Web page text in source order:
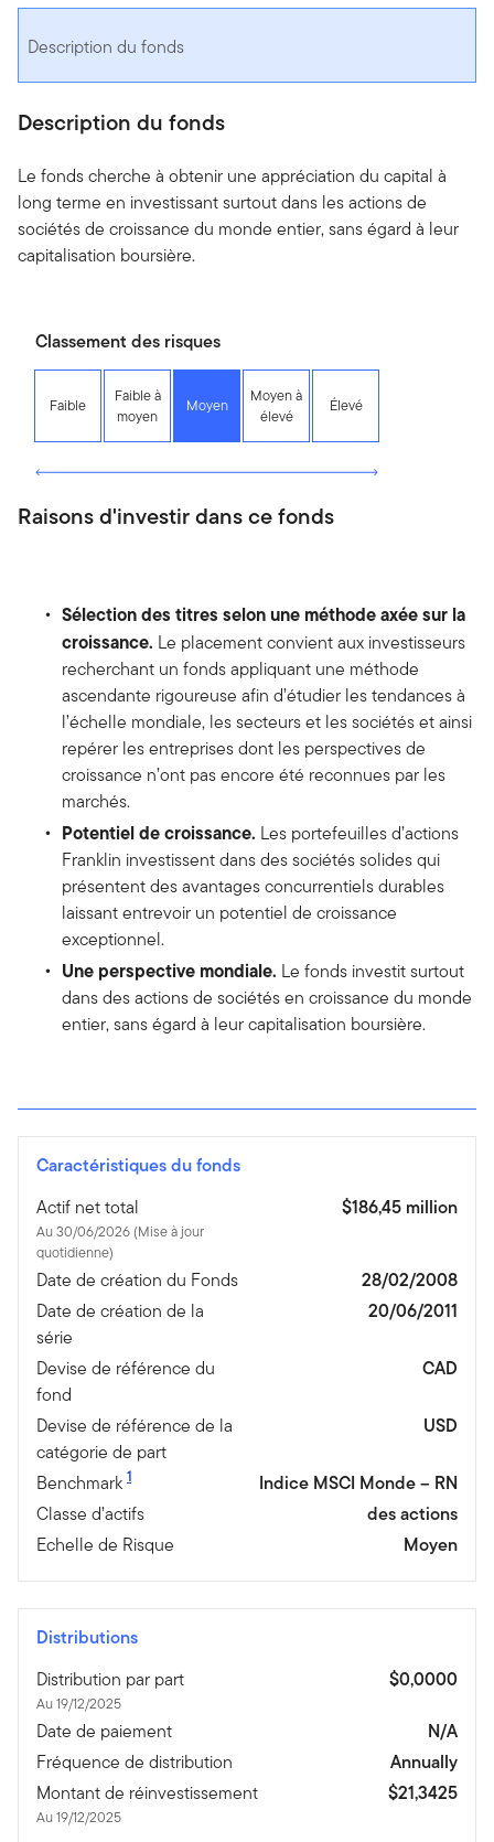
Description du fonds
Description du fonds
Le fonds cherche à obtenir une appréciation du capital à
long terme en investissant surtout dans les actions de
sociétés de croissance du monde entier, sans égard à leur
capitalisation boursière.
Classement des risques
Faible
Faible à
moyen
Moyen
Moyen à
élevé
Élevé
Raisons d'investir dans ce fonds
Sélection des titres selon une méthode axée sur la
croissance. Le placement convient aux investisseurs
recherchant un fonds appliquant une méthode
ascendante rigoureuse afin d’étudier les tendances à
l’échelle mondiale, les secteurs et les sociétés et ainsi
repérer les entreprises dont les perspectives de
croissance n’ont pas encore été reconnues par les
marchés.
Potentiel de croissance. Les portefeuilles d’actions
Franklin investissent dans des sociétés solides qui
présentent des avantages concurrentiels durables
laissant entrevoir un potentiel de croissance
exceptionnel.
Une perspective mondiale. Le fonds investit surtout
dans des actions de sociétés en croissance du monde
entier, sans égard à leur capitalisation boursière.
Caractéristiques du fonds
Actif net total
Au 30/06/2026 (Mise à jour
quotidienne)
$186,45 million
Date de création du Fonds
28/02/2008
Date de création de la
série
20/06/2011
Devise de référence du
fond
CAD
Devise de référence de la
catégorie de part
USD
Benchmark 1
Indice MSCI Monde – RN
Classe d’actifs
des actions
Echelle de Risque
Moyen
Distributions
Distribution par part
Au 19/12/2025
$0,0000
Date de paiement
N/A
Fréquence de distribution
Annually
Montant de réinvestissement
Au 19/12/2025
$21,3425